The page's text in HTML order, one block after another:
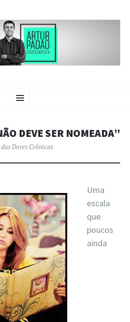
DAS
Menu
PARA
DEVE SER NOMEADA”
Dores Crônicas
Uma
escala
que
poucos
ainda